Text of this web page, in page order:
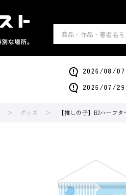
2026/08/07
2026/07/29
グッズ 【推しの子】B2ハーフ